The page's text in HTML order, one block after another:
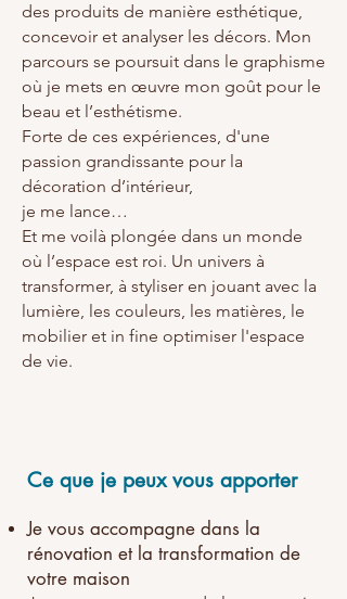
des produits de manière esthétique,
concevoir et analyser les décors. Mon
parcours se poursuit dans le graphisme
où je mets en œuvre mon goût pour le
beau et l’esthétisme.
Forte de ces expériences, d'une
passion grandissante pour la
décoration d’intérieur,
je me lance…
Et me voilà plongée dans un monde
où l’espace est roi. Un univers à
transformer, à styliser en jouant avec la
lumière, les couleurs, les matières, le
mobilier et in fine optimiser l'espace
de vie.
Ce que je peux vous apporter
Je vous accompagne dans la
rénovation et la transformation de
votre maison